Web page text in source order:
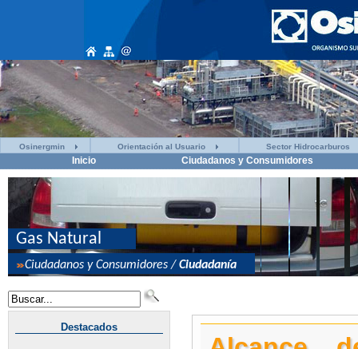
Osinergmin Orientación al Usuario Sector Hidrocarburos
Inicio Ciudadanos y Consumidores